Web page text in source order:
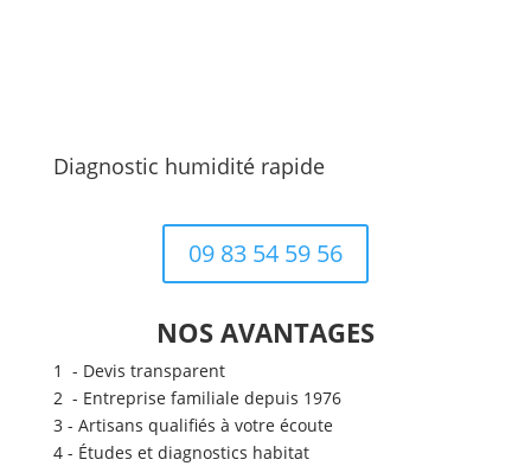
Diagnostic humidité rapide
09 83 54 59 56
NOS AVANTAGES
1 - Devis transparent
2 - Entreprise familiale depuis 1976
3 - Artisans qualifiés à votre écoute
4 - Études et diagnostics habitat